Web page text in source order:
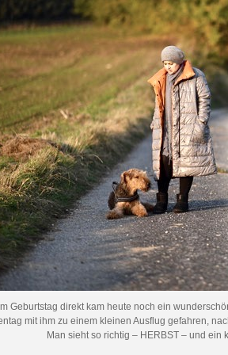
Geburtstag direkt kam heute noch ein
mit ihm zu einem kleinen Ausflug gefahren,
Man sieht so richtig – HERBST – und ein